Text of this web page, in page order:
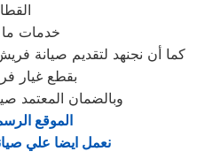
خدمات ما
كما أن نجنهد لتقديم صيانة
بقطع غيار
وبالضمان المعتمد
الموقع
نعمل ايضا علي